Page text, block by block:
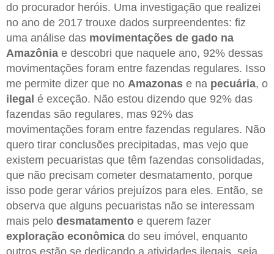
do procurador heróis. Uma investigação que realizei
no ano de 2017 trouxe dados surpreendentes: fiz
uma análise das movimentações de gado na
Amazônia e descobri que naquele ano, 92% dessas
movimentações foram entre fazendas regulares. Isso
me permite dizer que no Amazonas e na pecuária, o
ilegal é exceção. Não estou dizendo que 92% das
fazendas são regulares, mas 92% das
movimentações foram entre fazendas regulares. Não
quero tirar conclusões precipitadas, mas vejo que
existem pecuaristas que têm fazendas consolidadas,
que não precisam cometer desmatamento, porque
isso pode gerar vários prejuízos para eles. Então, se
observa que alguns pecuaristas não se interessam
mais pelo desmatamento e querem fazer
exploração econômica do seu imóvel, enquanto
outros estão se dedicando a atividades ilegais, seja